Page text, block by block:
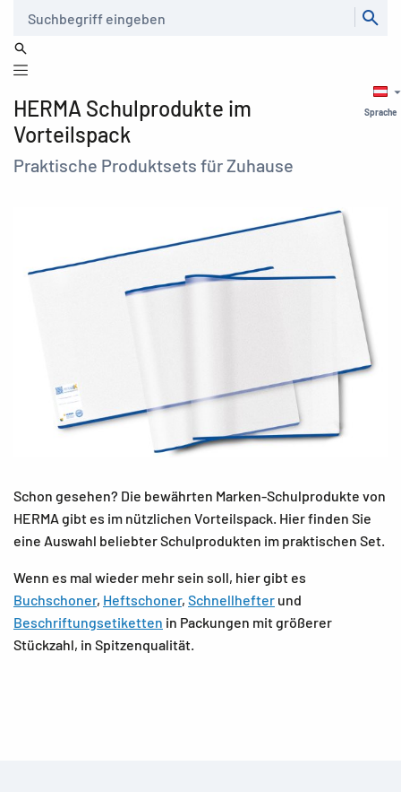
Sprache
HERMA Schulprodukte im
Vorteilspack
Praktische Produktsets für Zuhause
Schon gesehen? Die bewährten Marken-Schulprodukte von
HERMA gibt es im nützlichen Vorteilspack. Hier finden Sie
eine Auswahl beliebter Schulprodukten im praktischen Set.
Wenn es mal wieder mehr sein soll, hier gibt es
Buchschoner, Heftschoner, Schnellhefter und
Beschriftungsetiketten in Packungen mit größerer
Stückzahl, in Spitzenqualität.